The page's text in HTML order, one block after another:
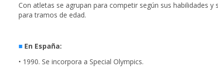
Con atletas se agrupan para competir según sus habilidades y
para tramos de edad.
■ En España:
• 1990. Se incorpora a Special Olympics.